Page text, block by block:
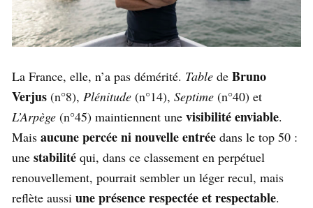
La France, elle, n’a pas démérité. Table de Bruno
Verjus (n°8), Plénitude (n°14), Septime (n°40) et
L’Arpège (n°45) maintiennent une visibilité enviable.
Mais aucune percée ni nouvelle entrée dans le top 50 :
une stabilité qui, dans ce classement en perpétuel
renouvellement, pourrait sembler un léger recul, mais
reflète aussi une présence respectée et respectable.